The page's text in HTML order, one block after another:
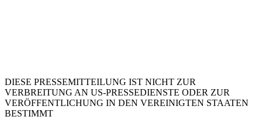
DIESE PRESSEMITTEILUNG IST NICHT ZUR
VERBREITUNG AN US-PRESSEDIENSTE ODER ZUR
VERÖFFENTLICHUNG IN DEN VEREINIGTEN STAATEN
BESTIMMT